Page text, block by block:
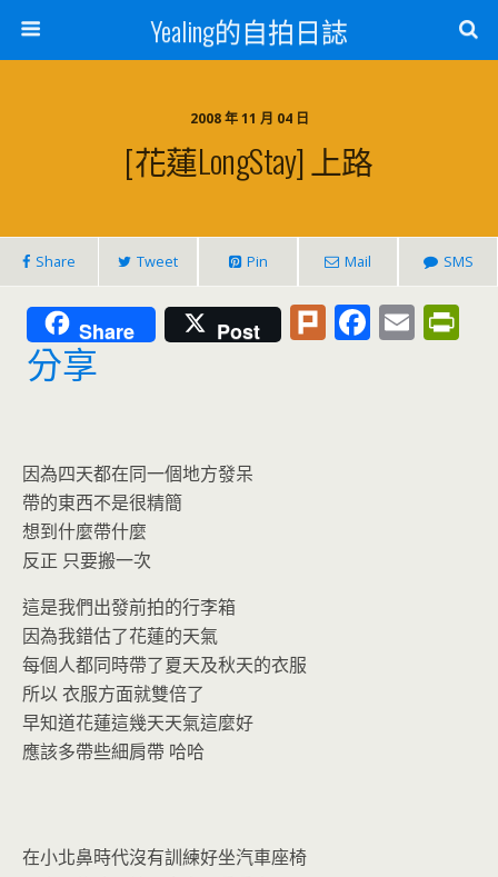
Yealing的自拍日誌
2008 年 11 月 04 日
[花蓮LongStay] 上路
Share Tweet Pin Mail SMS
Share Post Pl F E
分享
因為四天都在同一個地方發呆
帶的東西不是很精簡
想到什麼帶什麼
反正 只要搬一次
這是我們出發前拍的行李箱
因為我錯估了花蓮的天氣
每個人都同時帶了夏天及秋天的衣服
所以 衣服方面就雙倍了
早知道花蓮這幾天天氣這麼好
應該多帶些細肩帶 哈哈
在小北鼻時代沒有訓練好坐汽車座椅